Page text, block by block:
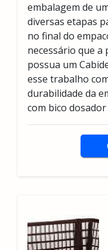
embalagem de
diversas etapas
no final do
necessário que a
possua um
esse trabalho
durabilidade da
com bico dosador